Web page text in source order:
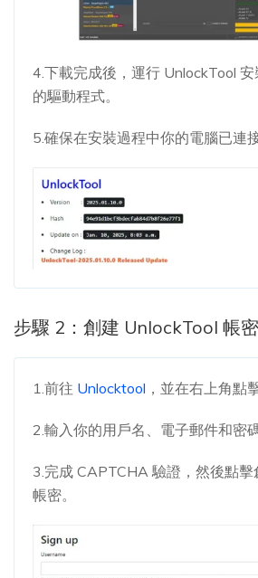
4.下載完成後，運行 UnlockTool
的驅動程式。
5.確保在安裝過程中你的電腦已連
步驟 2：創建 UnlockTool 帳密
1.前往 Unlocktool ，並在右上角點
2.輸入你的用戶名、電子郵件和密碼
3.完成 CAPTCHA 驗證，然後點擊
帳密。